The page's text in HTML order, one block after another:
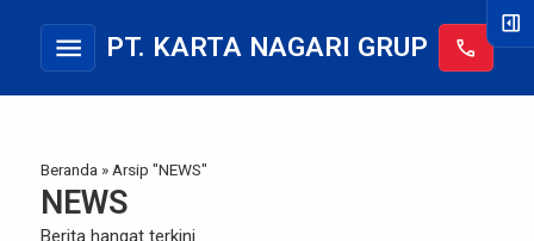
menu PT. KARTA NAGARI GRUP call
Beranda » Arsip "NEWS"
NEWS
Berita hangat terkini
right_panel_open